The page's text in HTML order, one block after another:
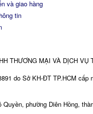
và giao hàng
tin
THƯƠNG MẠI VÀ DỊCH VỤ
do Sở KH-ĐT TP.HCM cấp
Quyền, phường Diên Hồng,